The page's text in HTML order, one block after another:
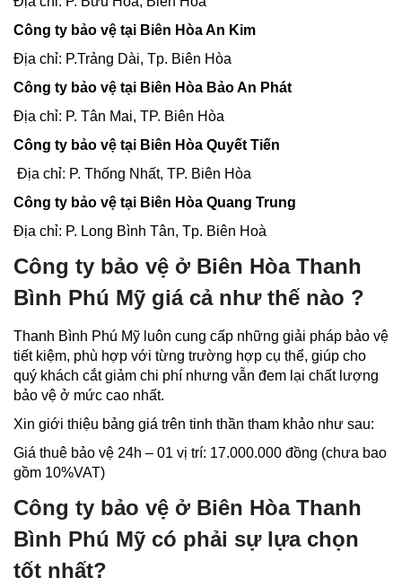
Công ty bảo vệ tại Biên Hòa An Kim
Địa chỉ: P.Trảng Dài, Tp. Biên Hòa
Công ty bảo vệ tại Biên Hòa Bảo An Phát
Địa chỉ: P. Tân Mai, TP. Biên Hòa
Công ty bảo vệ tại Biên Hòa Quyết Tiến
Địa chỉ: P. Thống Nhất, TP. Biên Hòa
Công ty bảo vệ tại Biên Hòa Quang Trung
Địa chỉ: P. Long Bình Tân, Tp. Biên Hoà
Công ty bảo vệ ở Biên Hòa Thanh
Bình Phú Mỹ giá cả như thế nào ?
Thanh Bình Phú Mỹ luôn cung cấp những giải pháp bảo vệ
tiết kiệm, phù hợp với từng trường hợp cụ thể, giúp cho
quý khách cắt giảm chi phí nhưng vẫn đem lại chất lượng
bảo vệ ở mức cao nhất.
Xin giới thiệu bảng giá trên tinh thần tham khảo như sau:
Giá thuê bảo vệ 24h – 01 vị trí: 17.000.000 đồng (chưa bao
gồm 10%VAT)
Công ty bảo vệ ở Biên Hòa Thanh
Bình Phú Mỹ có phải sự lựa chọn
tốt nhất?